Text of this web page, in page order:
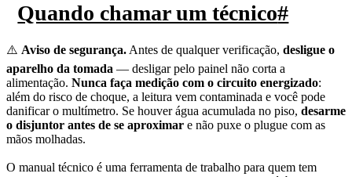
Quando chamar um técnico#
⚠️ Aviso de segurança. Antes de qualquer verificação, desligue o
aparelho da tomada — desligar pelo painel não corta a
alimentação. Nunca faça medição com o circuito energizado:
além do risco de choque, a leitura vem contaminada e você pode
danificar o multímetro. Se houver água acumulada no piso, desarme
o disjuntor antes de se aproximar e não puxe o plugue com as
mãos molhadas.
O manual técnico é uma ferramenta de trabalho para quem tem